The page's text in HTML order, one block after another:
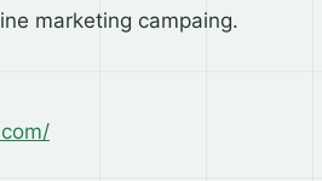
marketing campaing.